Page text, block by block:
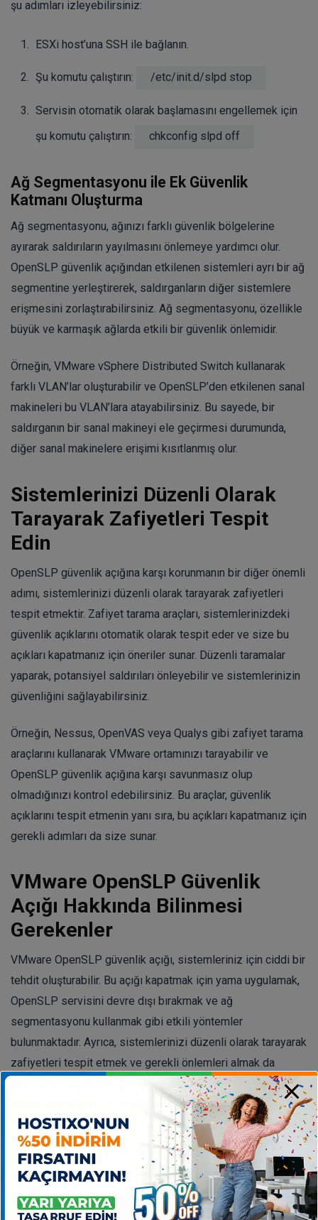
şu adımları izleyebilirsiniz:
ESXi host’una SSH ile bağlanın.
Şu komutu çalıştırın: /etc/init.d/slpd stop
Servisin otomatik olarak başlamasını engellemek için
şu komutu çalıştırın:
chkconfig slpd off
Ağ Segmentasyonu ile Ek Güvenlik
Katmanı Oluşturma
Ağ segmentasyonu, ağınızı farklı güvenlik bölgelerine
ayırarak saldırıların yayılmasını önlemeye yardımcı olur.
OpenSLP güvenlik açığından etkilenen sistemleri ayrı bir ağ
segmentine yerleştirerek, saldırganların diğer sistemlere
erişmesini zorlaştırabilirsiniz. Ağ segmentasyonu, özellikle
büyük ve karmaşık ağlarda etkili bir güvenlik önlemidir.
Örneğin, VMware vSphere Distributed Switch kullanarak
farklı VLAN’lar oluşturabilir ve OpenSLP’den etkilenen sanal
makineleri bu VLAN’lara atayabilirsiniz. Bu sayede, bir
saldırganın bir sanal makineyi ele geçirmesi durumunda,
diğer sanal makinelere erişimi kısıtlanmış olur.
Sistemlerinizi Düzenli Olarak
Tarayarak Zafiyetleri Tespit
Edin
OpenSLP güvenlik açığına karşı korunmanın bir diğer önemli
adımı, sistemlerinizi düzenli olarak tarayarak zafiyetleri
tespit etmektir. Zafiyet tarama araçları, sistemlerinizdeki
güvenlik açıklarını otomatik olarak tespit eder ve size bu
açıkları kapatmanız için öneriler sunar. Düzenli taramalar
yaparak, potansiyel saldırıları önleyebilir ve sistemlerinizin
güvenliğini sağlayabilirsiniz.
Örneğin, Nessus, OpenVAS veya Qualys gibi zafiyet tarama
araçlarını kullanarak VMware ortamınızı tarayabilir ve
OpenSLP güvenlik açığına karşı savunmasız olup
olmadığınızı kontrol edebilirsiniz. Bu araçlar, güvenlik
açıklarını tespit etmenin yanı sıra, bu açıkları kapatmanız için
gerekli adımları da size sunar.
VMware OpenSLP Güvenlik
Açığı Hakkında Bilinmesi
Gerekenler
VMware OpenSLP güvenlik açığı, sistemleriniz için ciddi bir
tehdit oluşturabilir. Bu açığı kapatmak için yama uygulamak,
OpenSLP servisini devre dışı bırakmak ve ağ
segmentasyonu kullanmak gibi etkili yöntemler
bulunmaktadır. Ayrıca, sistemlerinizi düzenli olarak tarayarak
zafiyetleri tespit etmek ve gerekli önlemleri almak da
önemlidir. Unutmayın, güvenlik sürekli bir süreçtir ve düzenli
olarak güncellenmeli ve iyileştirilmelidir.
VMware OpenSLP güvenlik açığı nedir?
VMware OpenSLP güvenlik açığı, Service Location Protocol
(SLP) servisindeki bir zafiyettir. Bu açık, yetkisiz
kullanıcıların sistemde komut çalıştırmasına ve potansiyel